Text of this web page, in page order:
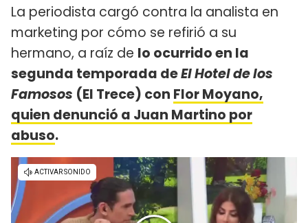
La periodista cargó contra la analista en
marketing por cómo se refirió a su
hermano, a raíz de lo ocurrido en la
segunda temporada deEl Hotel de los
Famosos (El Trece) con Flor Moyano,
quien denunció a Juan Martino por
abuso.